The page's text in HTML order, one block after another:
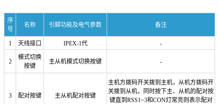
序
号
名称 引脚功能及电气参数 备注
1 天线接口 IPEX-1代 -
2
模式切换
按键
主从机模式切换按键 -
3 配对按键 主从机配对按键
主机方拨码开关拨到主机，从机方拨码开
关拨到从机，同时按下主、从机的配对按
键直到RSS1~3和CON灯常亮则表示配对